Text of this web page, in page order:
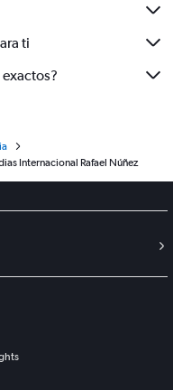
ti
Internacional Rafael Núñez